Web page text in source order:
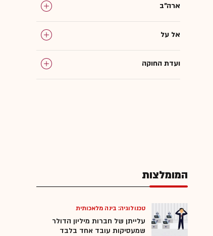
ארה"ב
אל על
ועדת החוקה
המומלצות
טכנולוגיה: בינה מלאכותית
עלייתן של חברות מיליון הדולר
שמעסיקות עובד אחד בלבד